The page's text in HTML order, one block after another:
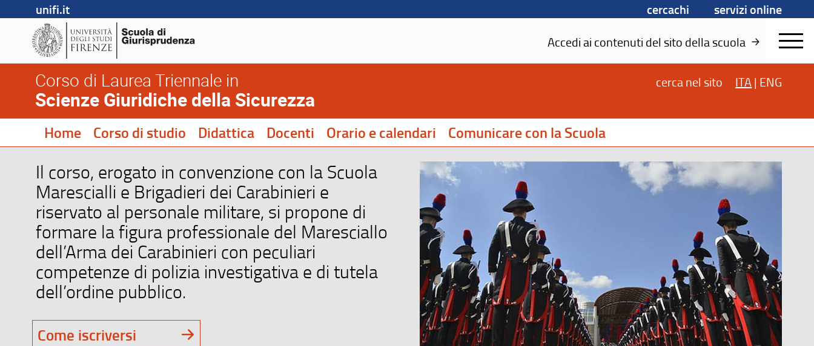
unifi.it cercachi
servizi online
Accedi ai contenuti del sito della scuola
Corso di Laurea Triennale in
Scienze Giuridiche della Sicurezza
cerca nel sito ITA | ENG
Home Corso di studio Didattica Docenti Orario e calendari Comunicare con la Scuola
Il corso, erogato in convenzione con la Scuola
Marescialli e Brigadieri dei Carabinieri e
riservato al personale militare, si propone di
formare la figura professionale del Maresciallo
dell’Arma dei Carabinieri con peculiari
competenze di polizia investigativa e di tutela
dell’ordine pubblico.
Come iscriversi